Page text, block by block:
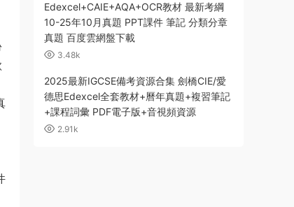
Edexcel+CAIE+AQA+OCR教材 最新考綱
10-25年10月真題 PPT課件 筆記 分類分章
真題 百度雲網盤下載
3.48k
2025最新IGCSE備考資源合集 劍橋CIE/愛
德思Edexcel全套教材+曆年真題+複習筆記
+課程詞彙 PDF電子版+音視頻資源
2.91k